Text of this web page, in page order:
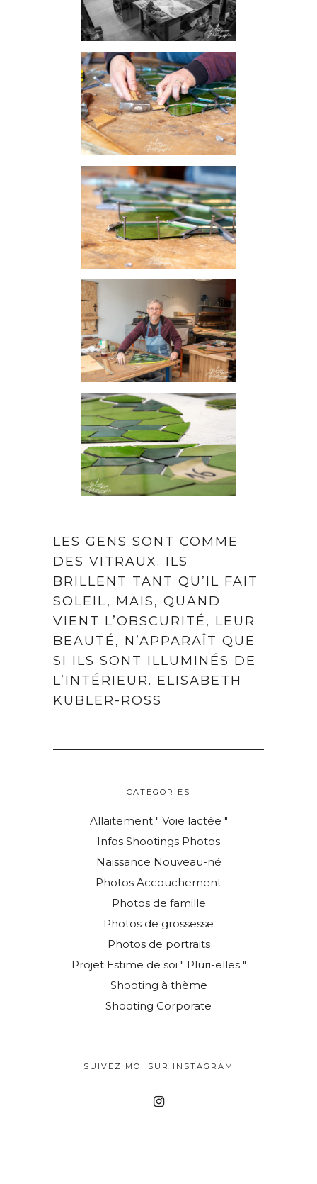
© Copyright Mattgroar / Mes photographies ne sont pas libres de droits
LES GENS SONT COMME
DES VITRAUX. ILS
BRILLENT TANT QU’IL FAIT
SOLEIL, MAIS, QUAND
VIENT L’OBSCURITÉ, LEUR
BEAUTÉ, N’APPARAÎT QUE
SI ILS SONT ILLUMINÉS DE
L’INTÉRIEUR. ELISABETH
KUBLER-ROSS
CATÉGORIES
Allaitement " Voie lactée "
Infos Shootings Photos
Naissance Nouveau-né
Photos Accouchement
Photos de famille
Photos de grossesse
Photos de portraits
Projet Estime de soi " Pluri-elles "
Shooting à thème
Shooting Corporate
SUIVEZ MOI SUR INSTAGRAM